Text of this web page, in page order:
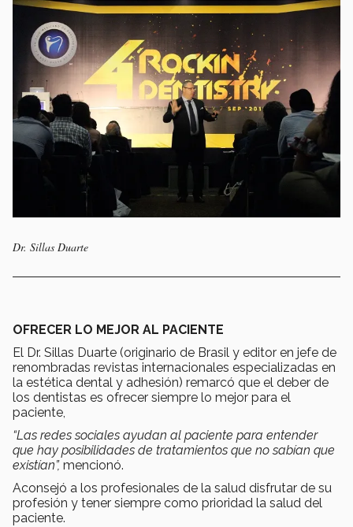
Dr. Sillas Duarte
OFRECER LO MEJOR AL PACIENTE
El Dr. Sillas Duarte (originario de Brasil y editor en jefe de
renombradas revistas internacionales especializadas en
la estética dental y adhesión) remarcó que el deber de
los dentistas es ofrecer siempre lo mejor para el
paciente,
“Las redes sociales ayudan al paciente para entender
que hay posibilidades de tratamientos que no sabían que
existían”, mencionó.
Aconsejó a los profesionales de la salud disfrutar de su
profesión y tener siempre como prioridad la salud del
paciente.